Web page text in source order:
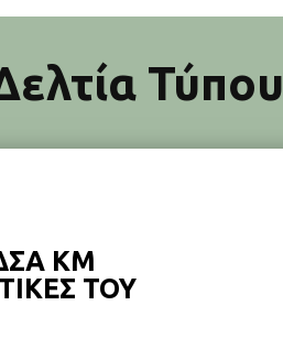
Τύπου
ΚΜ
ΤΟΥ